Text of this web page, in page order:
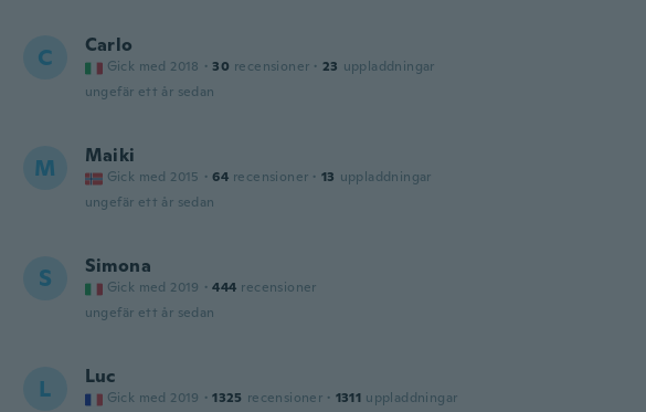
C Carlo
Gick med 2018 · 30 recensioner · 23 uppladdningar
ungefär ett år sedan
M Maiki
Gick med 2015 · 64 recensioner · 13 uppladdningar
ungefär ett år sedan
S Simona
Gick med 2019 · 444 recensioner
ungefär ett år sedan
L Luc
Gick med 2019 · 1325 recensioner · 1311 uppladdningar